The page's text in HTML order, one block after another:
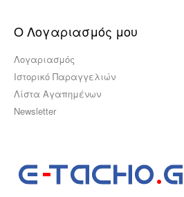
Ο Λογαριασμός μου
Λογαριασμός
Ιστορικό Παραγγελιών
Λίστα Αγαπημένων
Newsletter